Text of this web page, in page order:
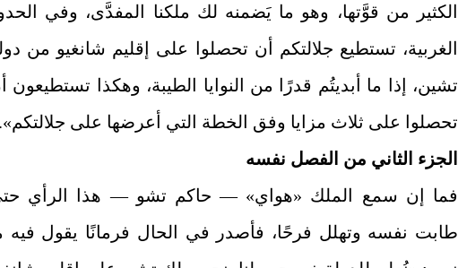
الكثير من قوَّتها، وهو ما يَضمنه لك ملكنا المفدَّى، وفي
الغربية، تستطيع جلالتكم أن تحصلوا على إقليم شانغيو من
تشين، إذا ما أبديتُم قدرًا من النوايا الطيبة، وهكذا تستطيعون
تحصلوا على ثلاث مزايا وفق الخطة التي أعرضها على جلالتكم».
الجزء الثاني من الفصل نفسه
فما إن سمع الملك «هواي» — حاكم تشو — هذا الرأي
طابت نفسه وتهلل فرحًا، فأصدر في الحال فرمانًا يقول فيه